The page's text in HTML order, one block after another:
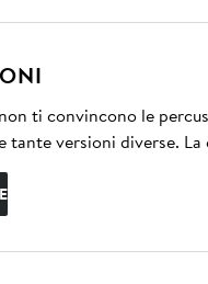
ti convincono le
versioni diverse.